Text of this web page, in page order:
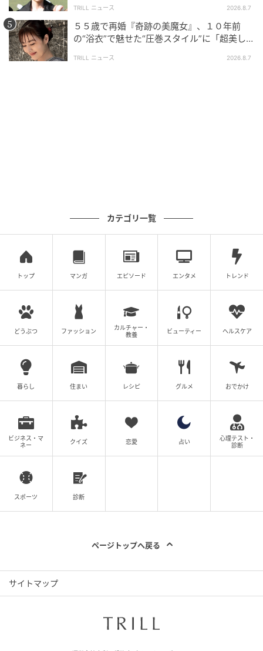
TRILL ニュース 2026.8.7
５５歳で再婚『奇跡の美魔女』、１０年前
の“浴衣”で魅せた“圧巻スタイル”に「超美し
TRILL ニュース 2026.8.7
カテゴリ一覧
トップ マンガ エピソード エンタメ トレンド
どうぶつ ファッション
カルチャー・
教養
ビューティー ヘルスケア
暮らし 住まい レシピ グルメ おでかけ
ビジネス・マ
ネー
クイズ 恋愛 占い
心理テスト・
診断
スポーツ 診断
ページトップへ戻る
サイトマップ